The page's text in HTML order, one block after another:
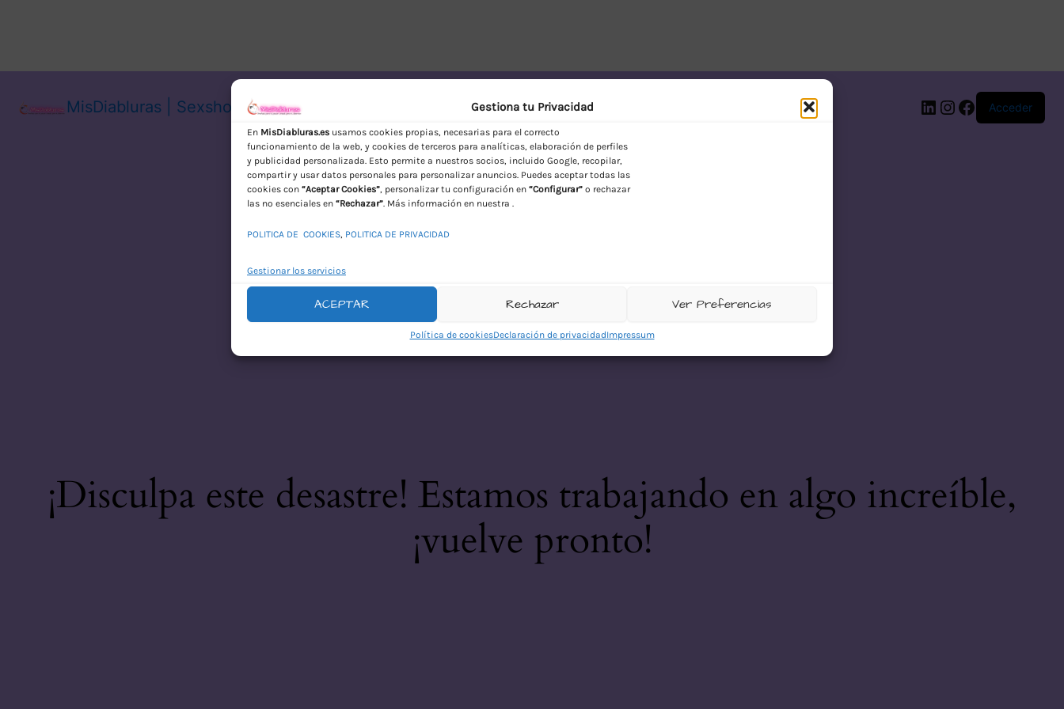
Gestiona tu Privacidad
En MisDiabluras.es usamos cookies propias, necesarias para el correcto
funcionamiento de la web, y cookies de terceros para analíticas, elaboración de perfiles
y publicidad personalizada. Esto permite a nuestros socios, incluido Google, recopilar,
compartir y usar datos personales para personalizar anuncios. Puedes aceptar todas las
cookies con “Aceptar Cookies”, personalizar tu configuración en “Configurar” o rechazar
las no esenciales en “Rechazar”. Más información en nuestra .
POLITICA DE COOKIES, POLITICA DE PRIVACIDAD
Gestionar los servicios
ACEPTAR Rechazar Ver Preferencias
Política de cookiesDeclaración de privacidadImpressum
MisDiabluras | Sexshop Online con Envío Discreto en España
LinkedIn
Instagram
Facebook
Acceder
¡Disculpa este desastre! Estamos trabajando en algo increíble,
¡vuelve pronto!